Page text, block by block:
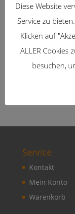
Scented
3,50€
inkl. 20 %
Service
Kontakt
Mein Konto
Warenkorb
Diese Website
Service zu
Klicken auf
ALLER Cookies
besuchen,